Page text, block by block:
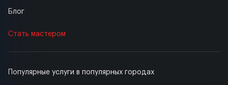
Популярные услуги в популярных городах
Блог
Стать мастером